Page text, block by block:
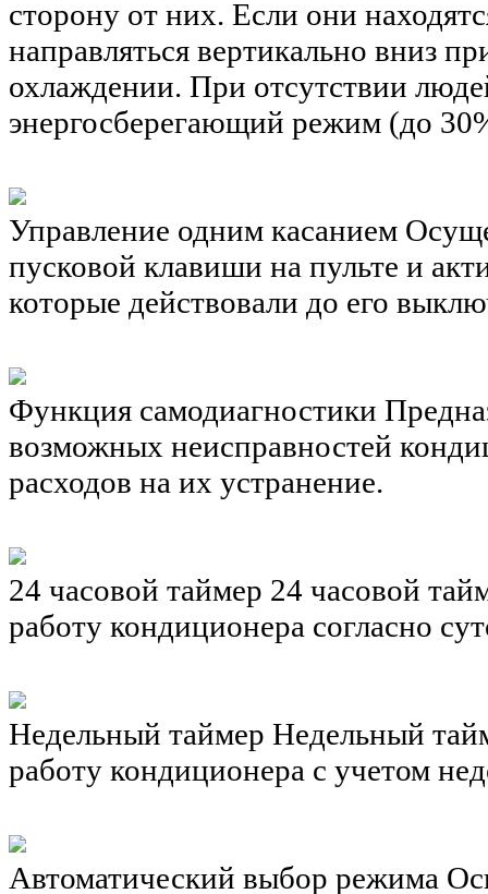
сторону от них. Если они
направляться вертикально вниз
охлаждении. При отсутствии
энергосберегающий режим (до
Управление одним касанием
пусковой клавиши на пульте и
которые действовали до его
Функция самодиагностики
возможных неисправностей
расходов на их устранение.
24 часовой таймер 24 часовой
работу кондиционера согласно
Недельный таймер Недельный
работу кондиционера с учетом
Автоматический выбор режима